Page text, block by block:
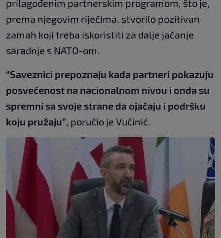
prilagođenim partnerskim programom, što je,
prema njegovim riječima, stvorilo pozitivan
zamah koji treba iskoristiti za dalje jačanje
saradnje s NATO-om.
“Saveznici prepoznaju kada partneri pokazuju
posvećenost na nacionalnom nivou i onda su
spremni sa svoje strane da ojačaju i podršku
koju pružaju”, poručio je Vučinić.